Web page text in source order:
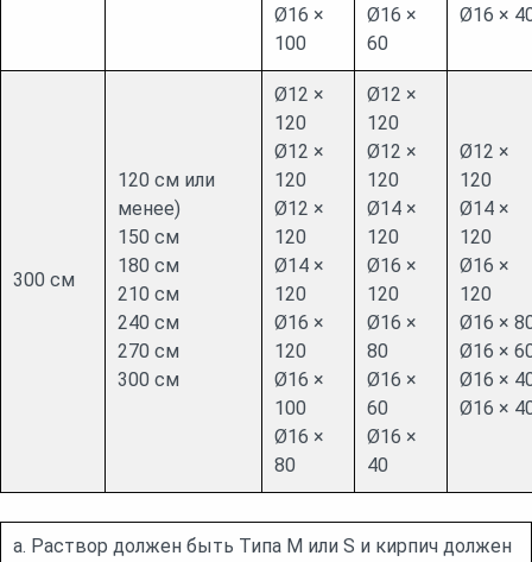
Ø16 ×
100
Ø16 ×
60
Ø16 ×
300 см
120 см или
менее)
150 см
180 см
210 см
240 см
270 см
300 см
Ø12 ×
120
Ø12 ×
120
Ø12 ×
120
Ø14 ×
120
Ø16 ×
120
Ø16 ×
100
Ø16 ×
80
Ø12 ×
120
Ø12 ×
120
Ø14 ×
120
Ø16 ×
120
Ø16 ×
80
Ø16 ×
60
Ø16 ×
40
Ø12 ×
120
Ø14 ×
120
Ø16 ×
120
Ø16 ×
Ø16 ×
Ø16 ×
Ø16 ×
a. Раствор должен быть Типа M или S и кирпич должен